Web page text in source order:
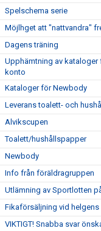
Spelschema serie
Möjlhget att "nattvandra"
Dagens träning
Upphämtning av
konto
Kataloger för Newbody
Leverans toalett- och
Alvikscupen
Toalett/hushållspapper
Newbody
Info från föräldragruppen
Utlämning av Sportlotten
Fikaförsäljning vid helgens
VIKTIGT! Snabba svar